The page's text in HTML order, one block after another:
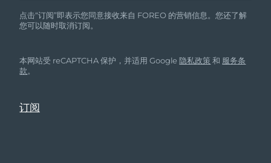
点击“订阅”即表示您同意接收来自 FOREO 的营销信息。您还了解
您可以随时取消订阅。
本网站受 reCAPTCHA 保护，并适用 Google隐私政策 和 服务条
款。